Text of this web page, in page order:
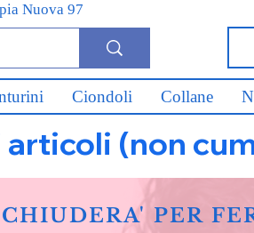
Nuova 97
Ciondoli Collane
articoli (non
PER